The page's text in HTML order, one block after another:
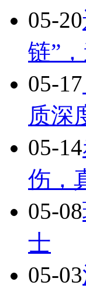
05-20
链”
05-17
质深
05-14
伤，
05-08
士
05-03